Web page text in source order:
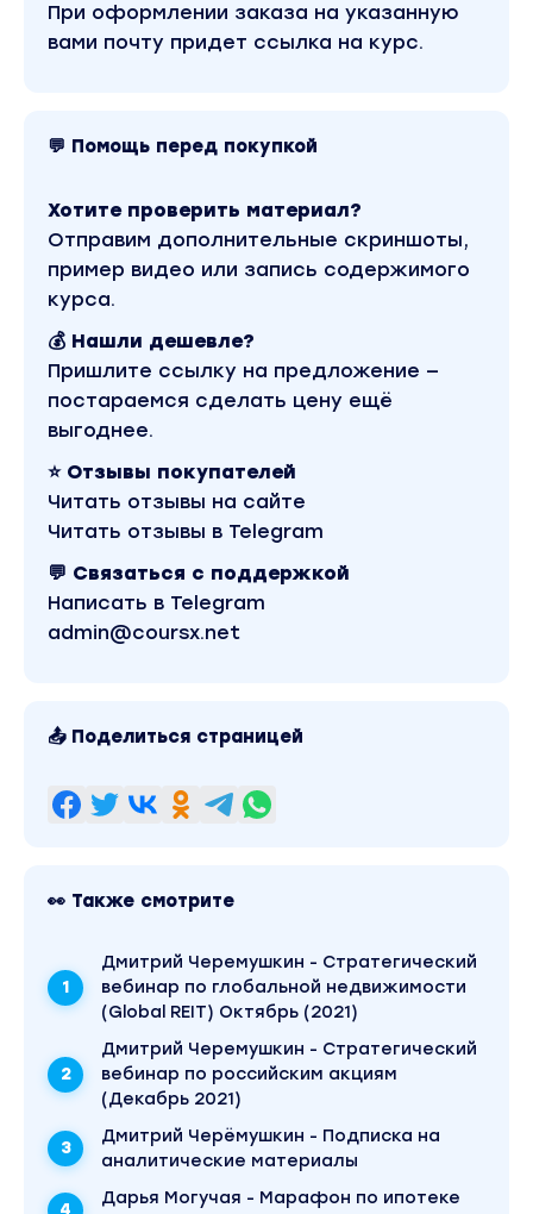
При оформлении заказа на указанную
вами почту придет ссылка на курс.
💬 Помощь перед покупкой
Хотите проверить материал?
Отправим дополнительные скриншоты,
пример видео или запись содержимого
курса.
💰 Нашли дешевле?
Пришлите ссылку на предложение —
постараемся сделать цену ещё
выгоднее.
⭐ Отзывы покупателей
Читать отзывы на сайте
Читать отзывы в Telegram
💬 Связаться с поддержкой
Написать в Telegram
admin@coursx.net
📤 Поделиться страницей
👀 Также смотрите
Дмитрий Черемушкин - Стратегический
вебинар по глобальной недвижимости
(Global REIT) Октябрь (2021)
Дмитрий Черемушкин - Стратегический
вебинар по российским акциям
(Декабрь 2021)
Дмитрий Черёмушкин - Подписка на
аналитические материалы
Дарья Могучая - Марафон по ипотеке